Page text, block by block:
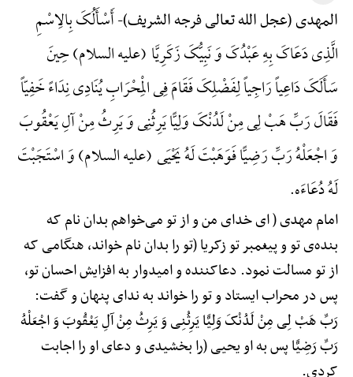
المهدی (عجل الله تعالی فرجه الشریف)-أَسْأَلُکَ بِالِاسْمِ
الَّذِی دَعَاکَ بِهِ عَبْدُکَ وَ نَبِیُّکَ زَکَرِیَّا (علیه السلام) حِینَ
سَأَلَکَ دَاعِیاً رَاجِیاً لِفَضْلِکَ فَقَامَ فِی الْمِحْرَابِ یُنَادِی نِدَاءً خَفِیّاً
فَقَالَ رَبِّ هَبْ لِی مِنْ لَدُنْکَ وَلِیًّا یَرِثُنِی وَ یَرِثُ مِنْ آلِ یَعْقُوبَ
وَ اجْعَلْهُ رَبِّ رَضِیًّا فَوَهَبْتَ لَهُ یَحْیَی (علیه السلام) وَ اسْتَجَبْتَ
لَهُ دُعَاءَه.
امام مهدی ( ای خدای من و از تو می‌خواهم بدان نام که
بنده‌ی تو و پیغمبر تو زکریا (تو را بدان نام خواند، هنگامی که
از تو مسالت نمود. دعاکننده و امیدوار به افزایش احسان تو،
پس در محراب ایستاد و تو را خواند به ندای پنهان و گفت:
رَبِّ هَبْ لِی مِنْ لَدُنْکَ وَلِیًّا یَرِثُنِی وَ یَرِثُ مِنْ آلِ یَعْقُوبَ وَ اجْعَلْهُ
رَبِّ رَضِیًّا پس به او یحیی (را بخشیدی و دعای او را اجابت
کردی.